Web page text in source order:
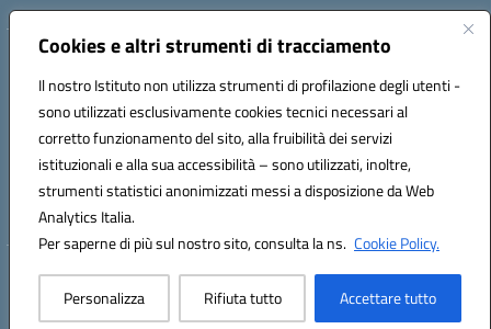
Cookies e altri strumenti di tracciamento
Il nostro Istituto non utilizza strumenti di profilazione degli utenti -
sono utilizzati esclusivamente cookies tecnici necessari al
corretto funzionamento del sito, alla fruibilità dei servizi
istituzionali e alla sua accessibilità – sono utilizzati, inoltre,
strumenti statistici anonimizzati messi a disposizione da Web
Analytics Italia.
Per saperne di più sul nostro sito, consulta la ns. Cookie Policy.
Personalizza Rifiuta tutto Accettare tutto
Centralino:0885.426034 Email:FGTD02000P@istruzione.it
Posta elettronica certificata (PEC):fgtd02000p@pec.istruzione.it
Codice fiscale: 81002930717
Codice meccanografico:FGTD02000P
Codice unico di fatturazione (CUF): UFUN7Y
Hosting & Powered by 3D Solution S.r.l.
Concept & Design by Designers Italia